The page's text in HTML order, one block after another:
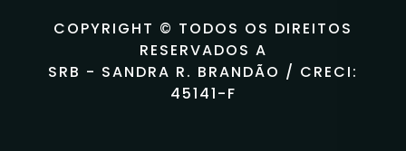
COPYRIGHT © TODOS OS DIREITOS
RESERVADOS A
SRB - SANDRA R. BRANDÃO / CRECI:
45141-F